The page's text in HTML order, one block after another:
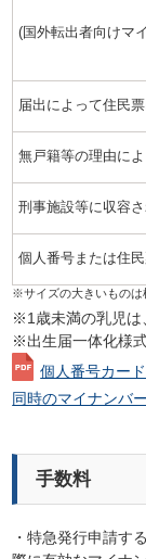
(国外転出者向けマ
届出によって住民
無戸籍等の理由に
刑事施設等に収容
個人番号または住
※1歳未満の乳児は
※出生届一体化様
個人番号カー
同時のマイナンバ
手数料
・特急発行申請す